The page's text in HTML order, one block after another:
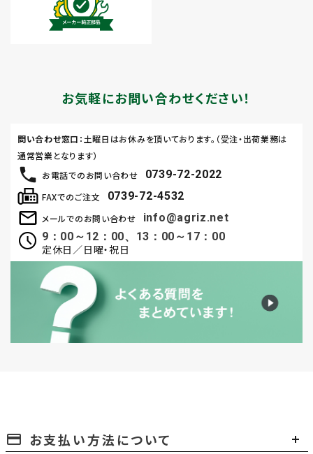
お気軽にお問い合わせください！
お電話でのお問い合わせ 0739-72-2022
メールでのお問い合わせ
info@agriz.net
9：00～12：00、13：00～17：00
定休日／日曜・祝日
FAXでのご注文 0739-72-4532
問い合わせ窓口 ：土曜日はお休みを頂いております。（受注・出荷業務は
通常営業となります）
payment お支払い方法について